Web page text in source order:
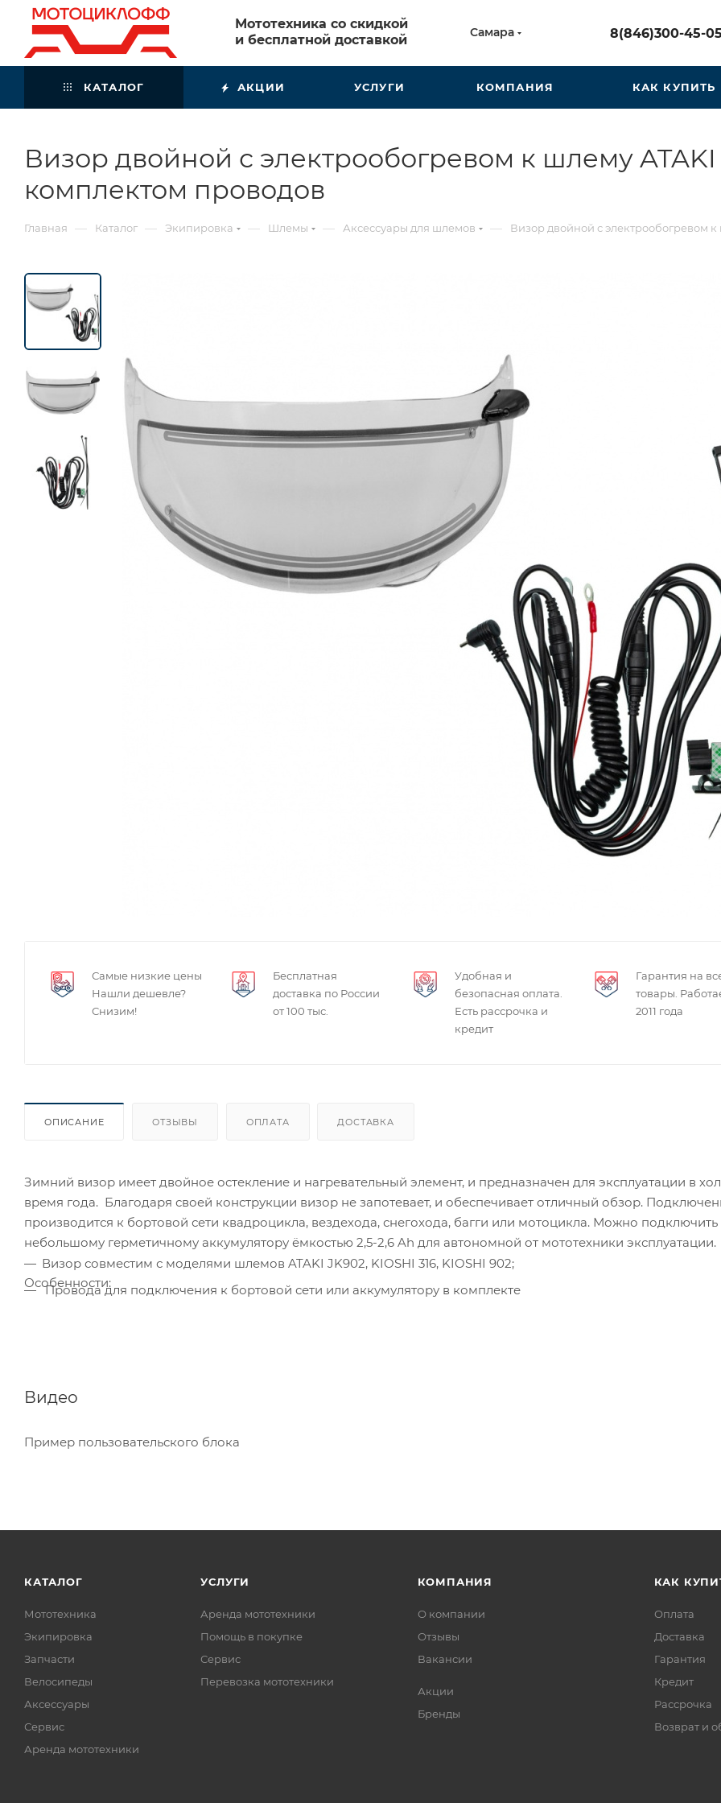
Мототехника со скидкой
и бесплатной доставкой
Самара 8(846)300-45-05
КАТАЛОГ АКЦИИ УСЛУГИ КОМПАНИЯ КАК КУПИТЬ
Визор двойной с электрообогревом к шлему ATAKI
комплектом проводов
Главная — Каталог — Экипировка — Шлемы — Аксессуары для шлемов — Визор двойной с электрообогревом к
Самые низкие цены
Нашли дешевле?
Снизим!
Бесплатная
доставка по России
от 100 тыс.
Удобная и
безопасная оплата.
Есть рассрочка и
кредит
Гарантия на
товары.
2011 года
ОПИСАНИЕ ОТЗЫВЫ ОПЛАТА ДОСТАВКА
Зимний визор имеет двойное остекление и нагревательный элемент, и предназначен для эксплуатации в
время года. Благодаря своей конструкции визор не запотевает, и обеспечивает отличный обзор.
производится к бортовой сети квадроцикла, вездехода, снегохода, багги или мотоцикла. Можно подключить
небольшому герметичному аккумулятору ёмкостью 2,5-2,6 Ah для автономной от мототехники эксплуатации.
Особенности:
Визор совместим с моделями шлемов ATAKI JK902, KIOSHI 316, KIOSHI 902;
Провода для подключения к бортовой сети или аккумулятору в комплекте
Видео
Пример пользовательского блока
КАТАЛОГ
Мототехника
Экипировка
Запчасти
Велосипеды
Аксессуары
Сервис
Аренда мототехники
УСЛУГИ
Аренда мототехники
Помощь в покупке
Сервис
Перевозка мототехники
КОМПАНИЯ
О компании
Отзывы
Вакансии
Акции
Бренды
КАК
Оплата
Доставка
Гарантия
Кредит
Рассрочка
Возврат и